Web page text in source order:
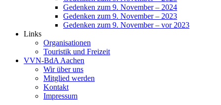
Gedenken zum 9. November – 2024
Gedenken zum 9. November – 2023
Gedenken zum 9. November – vor 2023
Links
Organisationen
Touristik und Freizeit
VVN-BdA Aachen
Wir über uns
Mitglied werden
Kontakt
Impressum